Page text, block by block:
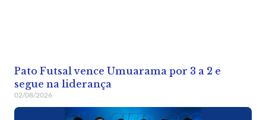
Pato Futsal vence Umuarama por 3 a 2 e
segue na liderança
02/08/2026